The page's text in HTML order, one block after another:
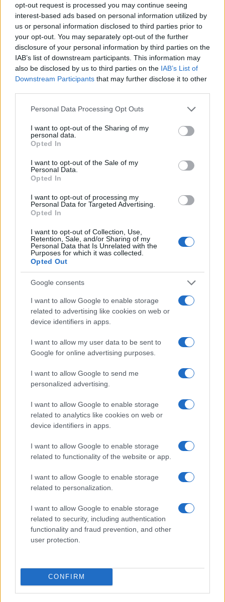
opt-out request is processed you may continue seeing
interest-based ads based on personal information utilized by
us or personal information disclosed to third parties prior to
your opt-out. You may separately opt-out of the further
disclosure of your personal information by third parties on the
IAB’s list of downstream participants. This information may
also be disclosed by us to third parties on the IAB’s List of
Downstream Participants that may further disclose it to other
Please note that this website/app uses one or more Google
not limited to your visit or usage behaviour. You may click to
grant or deny consent to Google and its third-party tags to
use your data for below specified purposes in below Google
consent section.
Personal Data Processing Opt Outs
I want to opt-out of the Sharing of my
personal data.
Opted In
I want to opt-out of the Sale of my
Personal Data.
Opted In
I want to opt-out of processing my
Personal Data for Targeted Advertising.
Opted In
I want to opt-out of Collection, Use,
Retention, Sale, and/or Sharing of my
Personal Data that Is Unrelated with the
Purposes for which it was collected.
Opted Out
Google consents
I want to allow Google to enable storage
related to advertising like cookies on web or
device identifiers in apps.
I want to allow my user data to be sent to
Google for online advertising purposes.
I want to allow Google to send me
personalized advertising.
I want to allow Google to enable storage
related to analytics like cookies on web or
device identifiers in apps.
I want to allow Google to enable storage
related to functionality of the website or app.
I want to allow Google to enable storage
related to personalization.
I want to allow Google to enable storage
related to security, including authentication
functionality and fraud prevention, and other
user protection.
CONFIRM
Continua a leggere
FUORI PORTA
Odissea e Spider-Man: i film che hanno rivoluzionato
l’estate al cinema
FUORI PORTA
Dalla gloria di Coppi al declino attuale: l’allarme per il